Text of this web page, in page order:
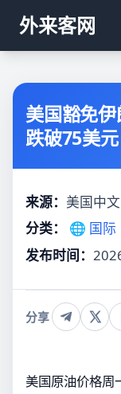
外来客网
美国豁免
跌破75美元
来源： 美国中
分类：
🌐 国际
发布时间：
分享
美国原油价格周